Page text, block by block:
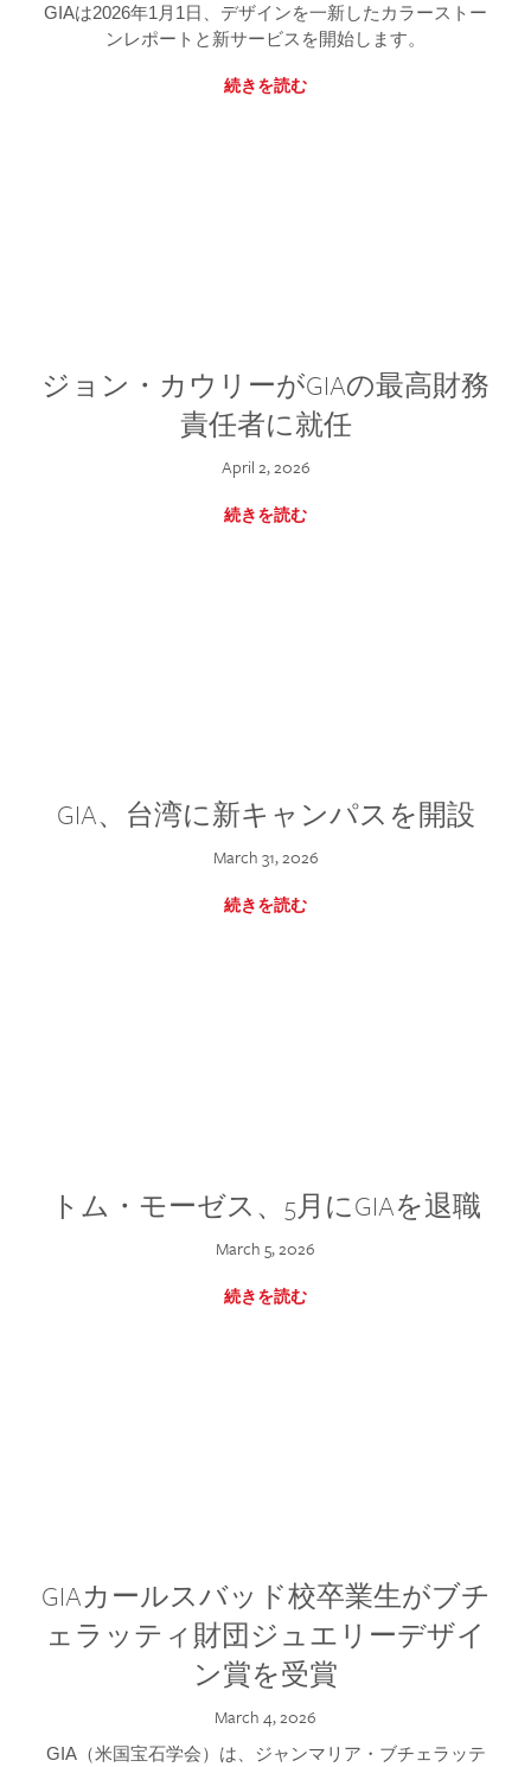
GIAは2026年1月1日、デザインを一新したカラーストー
ンレポートと新サービスを開始します。
続きを読む
ジョン・カウリーがGIAの最高財務
責任者に就任
April 2, 2026
続きを読む
GIA、台湾に新キャンパスを開設
March 31, 2026
続きを読む
トム・モーゼス、5月にGIAを退職
March 5, 2026
続きを読む
GIAカールスバッド校卒業生がブチ
ェラッティ財団ジュエリーデザイ
ン賞を受賞
March 4, 2026
GIA（米国宝石学会）は、ジャンマリア・ブチェラッテ